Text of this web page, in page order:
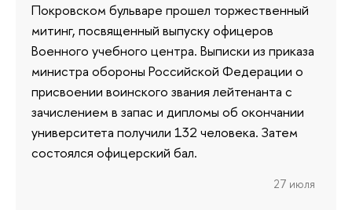
Покровском бульваре прошел торжественный
митинг, посвященный выпуску офицеров
Военного учебного центра. Выписки из приказа
министра обороны Российской Федерации о
присвоении воинского звания лейтенанта с
зачислением в запас и дипломы об окончании
университета получили 132 человека. Затем
состоялся офицерский бал.
27 июля